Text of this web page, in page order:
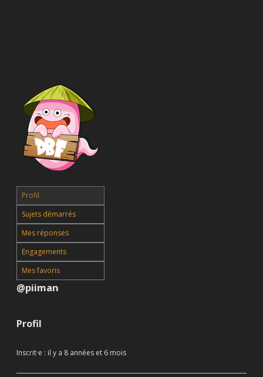
Profil
Sujets démarrés
Mes réponses
Engagements
Mes favoris
@piiman
Profil
Inscrit·e : il y a 8 années et 6 mois